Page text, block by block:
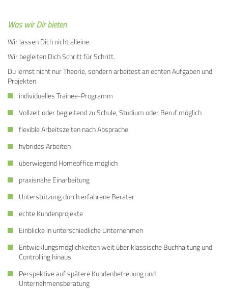
Was wir Dir bieten
Wir lassen Dich nicht alleine.
Wir begleiten Dich Schritt für Schritt.
Du lernst nicht nur Theorie, sondern arbeitest an echten Aufgaben und
Projekten.
individuelles Trainee-Programm
Vollzeit oder begleitend zu Schule, Studium oder Beruf möglich
flexible Arbeitszeiten nach Absprache
hybrides Arbeiten
überwiegend Homeoffice möglich
praxisnahe Einarbeitung
Unterstützung durch erfahrene Berater
echte Kundenprojekte
Einblicke in unterschiedliche Unternehmen
Entwicklungsmöglichkeiten weit über klassische Buchhaltung und
Controlling hinaus
Perspektive auf spätere Kundenbetreuung und
Unternehmensberatung